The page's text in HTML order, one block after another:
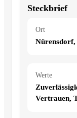
Steckbrief
Ort
Werte
Vertrauen,